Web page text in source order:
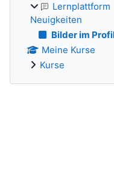
Lernplattform
Neuigkeiten
Bilder im
Meine Kurse
Kurse